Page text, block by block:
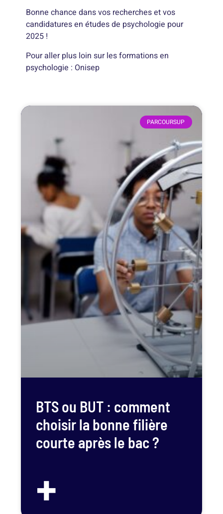
Bonne chance dans vos recherches et vos
candidatures en études de psychologie pour
2025 !
Pour aller plus loin sur les formations en
psychologie : Onisep
PARCOURSUP
BTS ou BUT : comment
choisir la bonne filière
courte après le bac ?
+